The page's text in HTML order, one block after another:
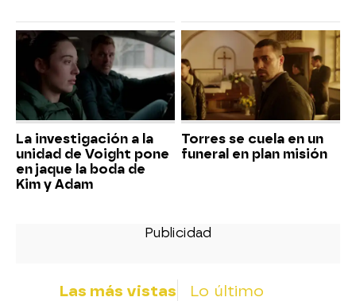
La investigación a la
unidad de Voight pone
en jaque la boda de
Kim y Adam
Torres se cuela en un
funeral en plan misión
Las más vistas Lo último